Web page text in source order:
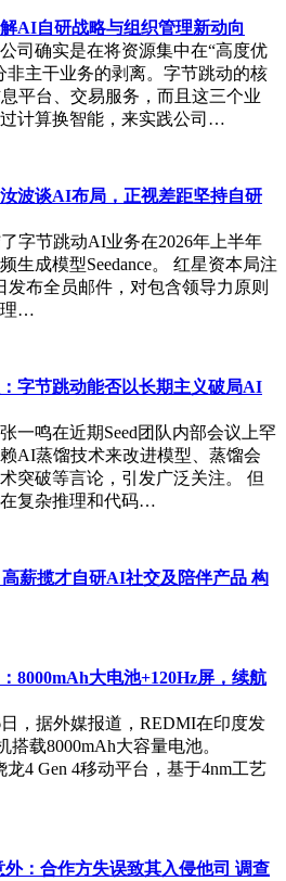
AI自研战略与组织管理新动向
司确实是在将资源集中在“高度优
非主干业务的剥离。字节跳动的核
平台、交易服务，而且这三个业
计算换智能，来实践公司…
波谈AI布局，正视差距坚持自研
字节跳动AI业务在2026年上半年
生成模型Seedance。 红星资本局注
发布全员邮件，对包含领导力原则
理…
字节跳动能否以长期主义破局AI
一鸣在近期Seed团队内部会议上罕
AI蒸馏技术来改进模型、蒸馏会
突破等言论，引发广泛关注。 但
复杂推理和代码…
薪揽才自研AI社交及陪伴产品 构
8000mAh大电池+120Hz屏，续航
日，据外媒报道，REDMI在印度发
搭载8000mAh大容量电池。
4 Gen 4移动平台，基于4nm工艺
：合作方失误致其入侵他司 调查